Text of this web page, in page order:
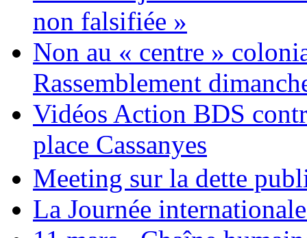
non falsifiée »
Non au « centre »
Rassemblement
Vidéos Action BDS
place Cassanyes
Meeting sur la dette
La Journée